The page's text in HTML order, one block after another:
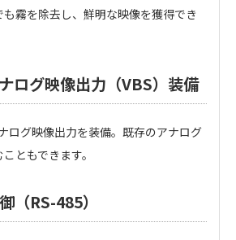
霧を除去し、鮮明な映像を獲得でき
ログ映像出力（VBS）装備
ログ映像出力を装備。既存のアナログ
ともできます。
（RS-485）